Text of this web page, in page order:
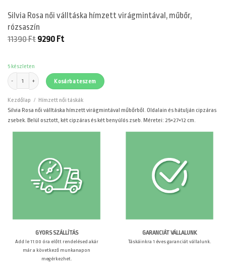
Silvia Rosa női válltáska hímzett virágmintával, műbőr,
rózsaszín
11390Ft Original
9290 FtCurrent
5 készleten
Silvia Rosa női válltáska hímzett virágmintával, műbőr, rózsaszín mennyiség
Kosárba teszem
Kezdőlap / Hímzett női táskák
Silvia Rosa női válltáska hímzett virágmintával műbőrből. Oldalain és hátulján cipzáras
zsebek. Belül osztott, két cipzáras és két benyúlós zseb. Méretei: 25×27×12 cm.
GYORS SZÁLLÍTÁS
Add le 11:00 óra előtt rendelésed akár
már a következő munkanapon
megérkezhet.
GARANCIÁT VÁLLALUNK
Táskáinkra 1 éves garanciát vállalunk.